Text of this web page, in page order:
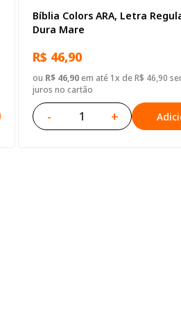
Bíblia Colors ARA, Letra
Dura Mare
R$ 46,90
ou R$ 46,90em até 1x de R$ 46,90
juros no cartão
- +